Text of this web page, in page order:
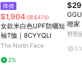
降價
$1,904 (降$476)
女款米白色UPF防曬短
袖T恤｜8CYYQLI
The North Face
2%
噔家
2款)
野獸